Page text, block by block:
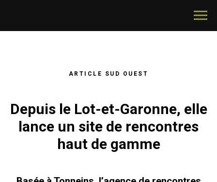
ARTICLE SUD OUEST
Depuis le Lot-et-Garonne, elle
lance un site de rencontres
haut de gamme